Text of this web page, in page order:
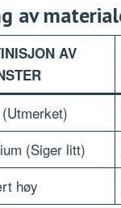
av
AV
(Siger litt)
høy